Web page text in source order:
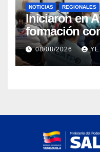
NOTICIAS REGIONALES
Iniciaron en
formación
atención a
discapacidad
08/08/2026